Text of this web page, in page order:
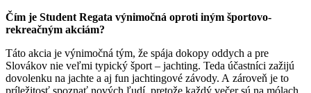
Čím je Student Regata výnimočná oproti iným športovo-
rekreačným akciám?
Táto akcia je výnimočná tým, že spája dokopy oddych a pre
Slovákov nie veľmi typický šport – jachting. Teda účastníci zažijú
dovolenku na jachte a aj fun jachtingové závody. A zároveň je to
príležitosť spoznať nových ľudí, pretože každý večer sú na mólach